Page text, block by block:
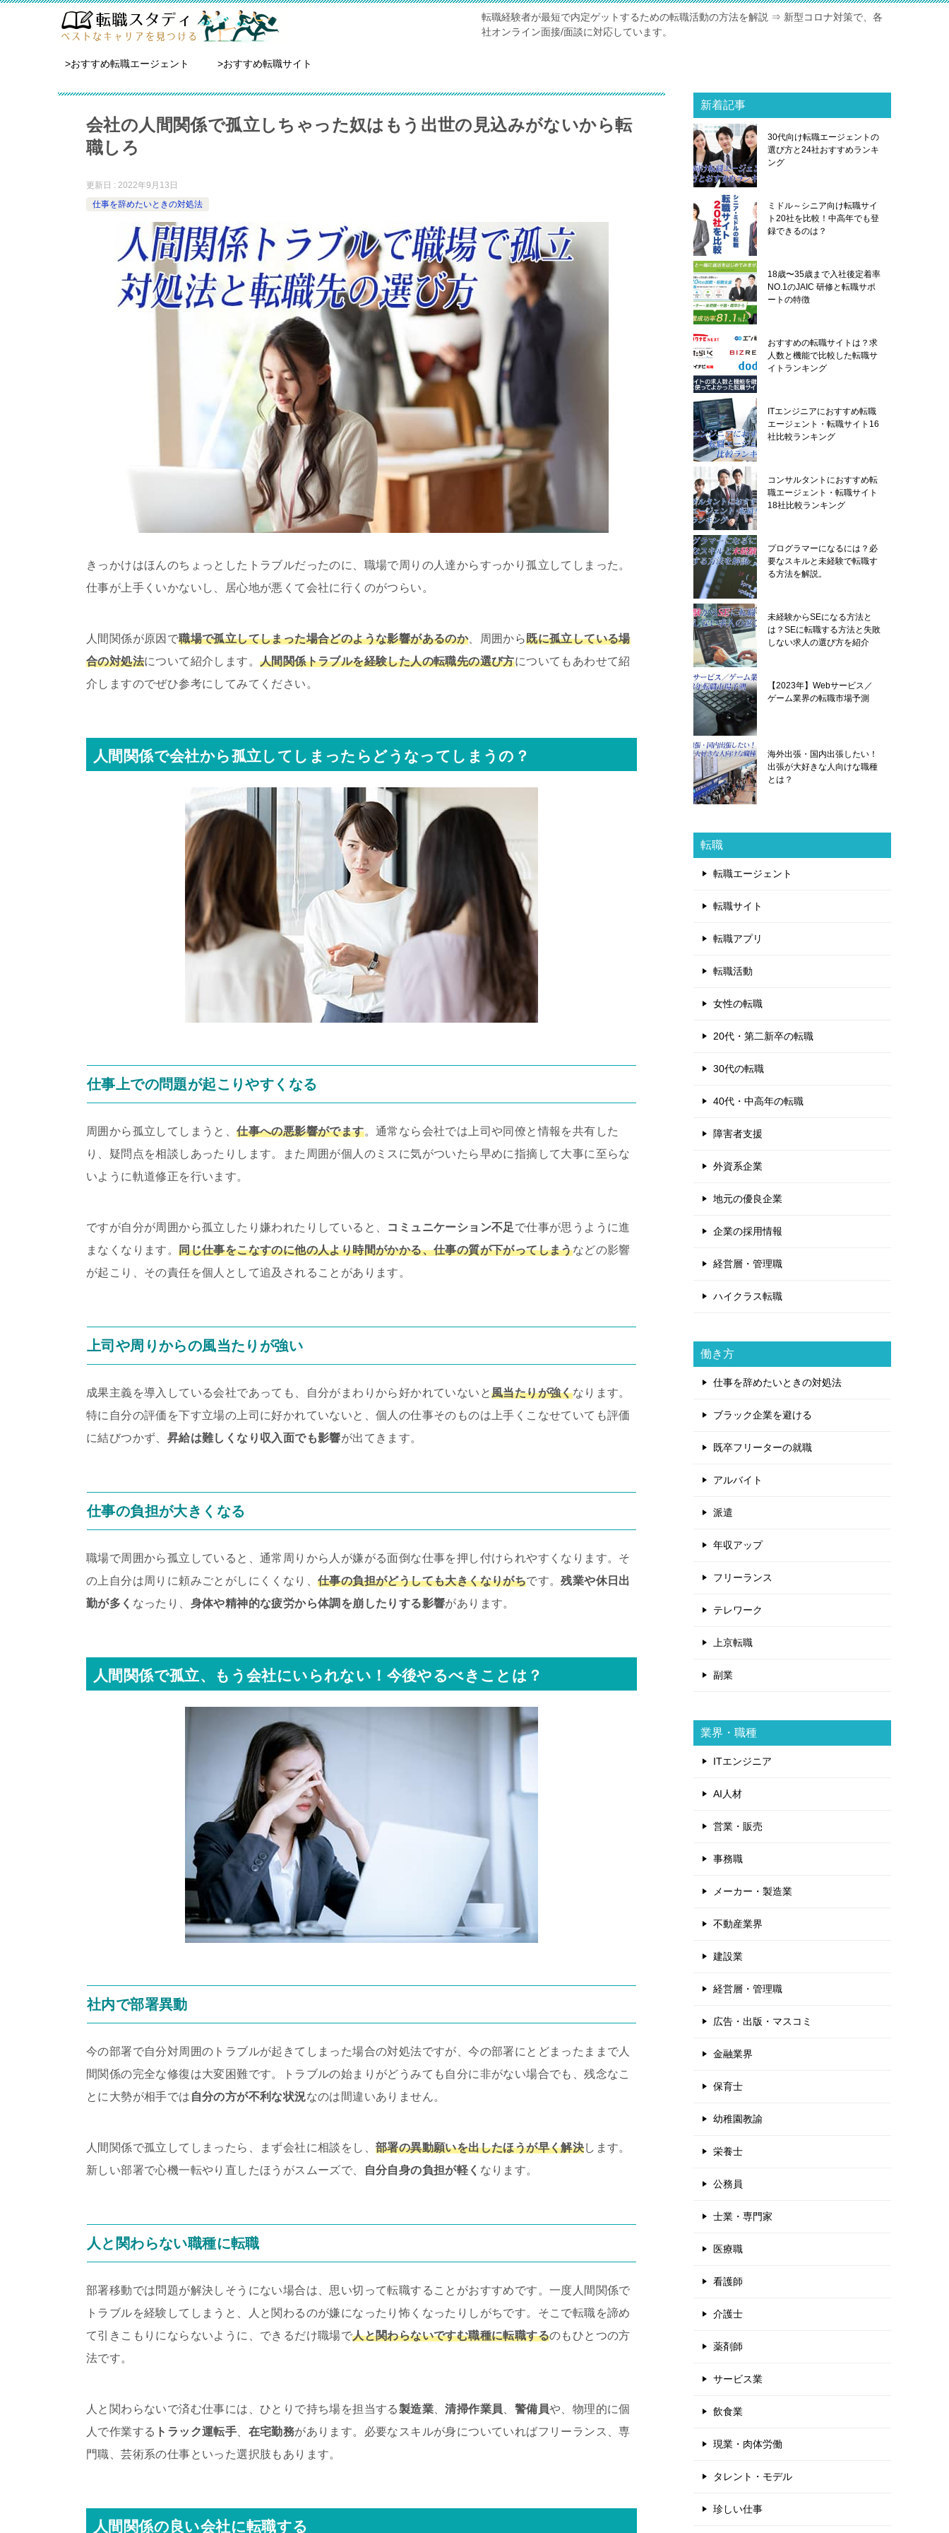
転職経験者が最短で内定ゲットするための転職活動の方法を解説 ⇒ 新型コロナ対策で、各
社オンライン面接/面談に対応しています。
>おすすめ転職エージェント >おすすめ転職サイト
会社の人間関係で孤立しちゃった奴はもう出世の見込みがないから転
職しろ
更新日 : 2022年9月13日
仕事を辞めたいときの対処法
きっかけはほんのちょっとしたトラブルだったのに、職場で周りの人達からすっかり孤立してしまった。
仕事が上手くいかないし、居心地が悪くて会社に行くのがつらい。
人間関係が原因で職場で孤立してしまった場合どのような影響があるのか、周囲から既に孤立している場
合の対処法について紹介します。 人間関係トラブルを経験した人の転職先の選び方についてもあわせて紹
介しますのでぜひ参考にしてみてください。
人間関係で会社から孤立してしまったらどうなってしまうの？
仕事上での問題が起こりやすくなる
周囲から孤立してしまうと、仕事への悪影響がでます。通常なら会社では上司や同僚と情報を共有した
り、疑問点を相談しあったりします。また周囲が個人のミスに気がついたら早めに指摘して大事に至らな
いように軌道修正を行います。
ですが自分が周囲から孤立したり嫌われたりしていると、 コミュニケーション不足 で仕事が思うように進
まなくなります。同じ仕事をこなすのに他の人より時間がかかる、仕事の質が下がってしまうなどの影響
が起こり、その責任を個人として追及されることがあります。
上司や周りからの風当たりが強い
成果主義を導入している会社であっても、自分がまわりから好かれていないと風当たりが強くなります。
特に自分の評価を下す立場の上司に好かれていないと、個人の仕事そのものは上手くこなせていても評価
に結びつかず、 昇給は難しくなり収入面でも影響が出てきます。
仕事の負担が大きくなる
職場で周囲から孤立していると、通常周りから人が嫌がる面倒な仕事を押し付けられやすくなります。そ
の上自分は周りに頼みごとがしにくくなり、 仕事の負担がどうしても大きくなりがちです。残業や休日出
勤が多く なったり、 身体や精神的な疲労から体調を崩したりする影響があります。
人間関係で孤立、もう会社にいられない！今後やるべきことは？
社内で部署異動
今の部署で自分対周囲のトラブルが起きてしまった場合の対処法ですが、今の部署にとどまったままで人
間関係の完全な修復は大変困難です。トラブルの始まりがどうみても自分に非がない場合でも、残念なこ
とに大勢が相手では 自分の方が不利な状況なのは間違いありません。
人間関係で孤立してしまったら、まず会社に相談をし、 部署の異動願いを出したほうが早く解決します。
新しい部署で心機一転やり直したほうがスムーズで、
自分自身の負担が軽く なります。
人と関わらない職種に転職
部署移動では問題が解決しそうにない場合は、思い切って転職することがおすすめです。一度人間関係で
トラブルを経験してしまうと、人と関わるのが嫌になったり怖くなったりしがちです。そこで転職を諦め
て引きこもりにならないように、できるだけ職場で人と関わらないですむ職種に転職するのもひとつの方
法です。
人と関わらないで済む仕事には、ひとりで持ち場を担当する製造業 、清掃作業員 警備員や、物理的に個
人で作業する トラック運転手 在宅勤務があります。必要なスキルが身についていればフリーランス、専
門職、芸術系の仕事といった選択肢もあります。
人間関係の良い会社に転職する
新着記事
30代向け転職エージェントの
選び方と24社おすすめランキ
ング
ミドル～シニア向け転職サイ
ト20社を比較！中高年でも登
録できるのは？
18歳〜35歳まで入社後定着率
NO.1のJAIC 研修と転職サポ
ートの特徴
おすすめの転職サイトは？求
人数と機能で比較した転職サ
イトランキング
ITエンジニアにおすすめ転職
エージェント・転職サイト16
社比較ランキング
コンサルタントにおすすめ転
職エージェント・転職サイト
18社比較ランキング
プログラマーになるには？必
要なスキルと未経験で転職す
る方法を解説。
未経験からSEになる方法と
は？SEに転職する方法と失敗
しない求人の選び方を紹介
【2023年】Webサービス／
ゲーム業界の転職市場予測
海外出張・国内出張したい！
出張が大好きな人向けな職種
とは？
転職
転職エージェント
転職サイト
転職アプリ
転職活動
女性の転職
20代・第二新卒の転職
30代の転職
40代・中高年の転職
障害者支援
外資系企業
地元の優良企業
企業の採用情報
経営層・管理職
ハイクラス転職
働き方
仕事を辞めたいときの対処法
ブラック企業を避ける
既卒フリーターの就職
アルバイト
派遣
年収アップ
フリーランス
テレワーク
上京転職
副業
業界・職種
ITエンジニア
AI人材
営業・販売
事務職
メーカー・製造業
不動産業界
建設業
経営層・管理職
広告・出版・マスコミ
金融業界
保育士
幼稚園教諭
栄養士
公務員
士業・専門家
医療職
看護師
介護士
薬剤師
サービス業
飲食業
現業・肉体労働
タレント・モデル
珍しい仕事